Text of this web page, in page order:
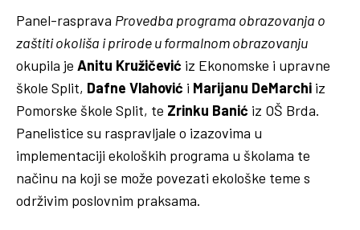
Panel-rasprava Provedba programa obrazovanja o
zaštiti okoliša i prirode u formalnom obrazovanju
okupila je Anitu Kružičević iz Ekonomske i upravne
škole Split, Dafne Vlahović i Marijanu DeMarchi iz
Pomorske škole Split, te Zrinku Banić iz OŠ Brda.
Panelistice su raspravljale o izazovima u
implementaciji ekoloških programa u školama te
načinu na koji se može povezati ekološke teme s
održivim poslovnim praksama.